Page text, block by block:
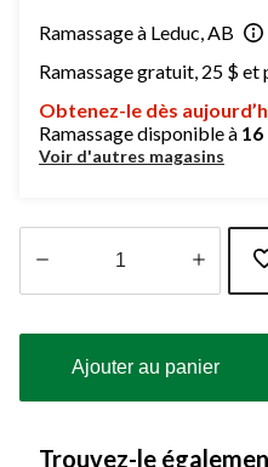
Ramassage à Leduc, AB
Ramassage gratuit, 25 $ et
Obtenez-le dès
Ramassage disponible à 16
Voir d'autres magasins
à
Ajouter au panier
Trouvez-le